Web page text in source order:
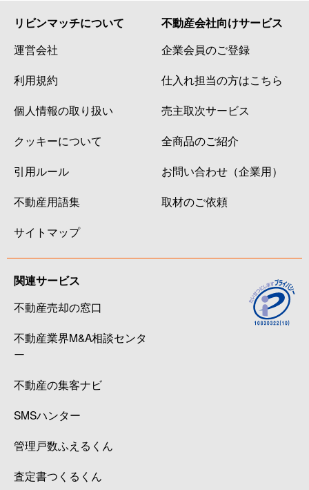
リビンマッチについて
運営会社
利用規約
個人情報の取り扱い
クッキーについて
引用ルール
不動産用語集
サイトマップ
不動産会社向けサービス
企業会員のご登録
仕入れ担当の方はこちら
売主取次サービス
全商品のご紹介
お問い合わせ（企業用）
取材のご依頼
関連サービス
不動産売却の窓口
不動産業界M&A相談センタ
ー
不動産の集客ナビ
SMSハンター
管理戸数ふえるくん
査定書つくるくん